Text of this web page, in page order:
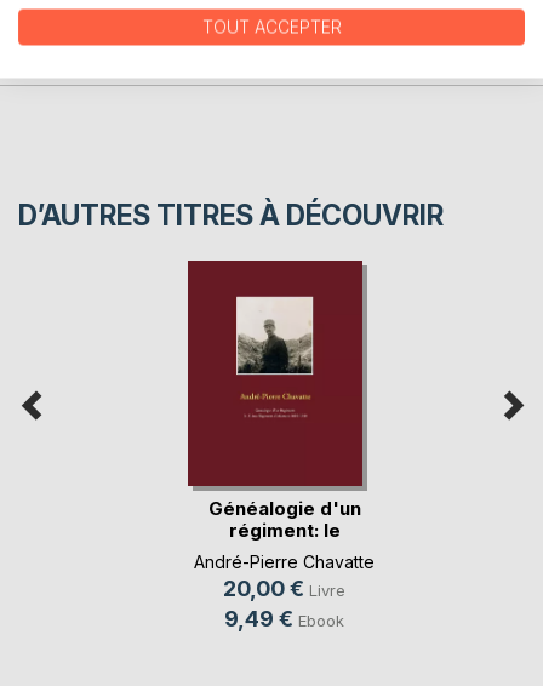
AVIS
D’AUTRES TITRES À DÉCOUVRIR
Généalogie d'un
régiment: le
31ème(...)
André-Pierre Chavatte
20,00 € Livre
9,49 € Ebook
TOUT ACCEPTER